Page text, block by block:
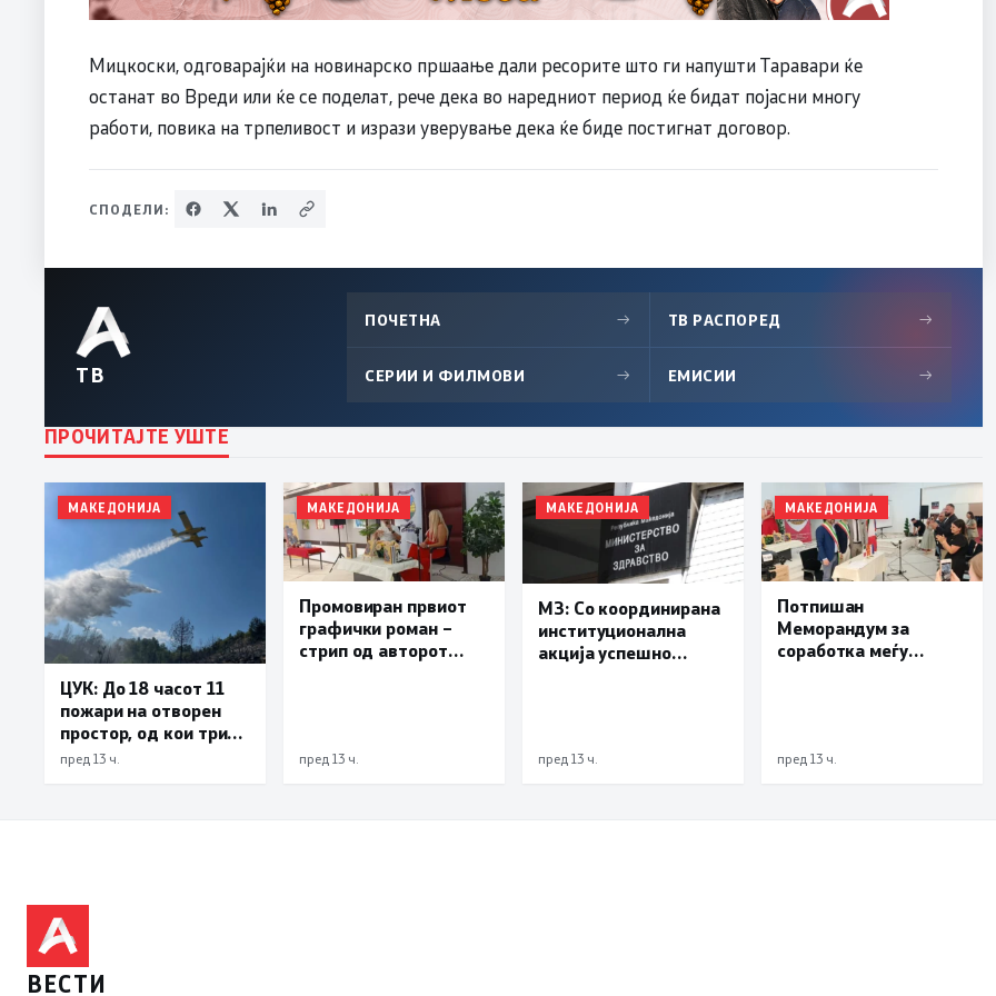
Мицкоски, одговарајќи на новинарско пршаање дали ресорите што ги напушти Таравари ќе
останат во Вреди или ќе се поделат, рече дека во наредниот период ќе бидат појасни многу
работи, повика на трпеливост и изрази уверување дека ќе биде постигнат договор.
СПОДЕЛИ:
ТВ
ПОЧЕТНА → ТВ РАСПОРЕД →
СЕРИИ И ФИЛМОВИ → ЕМИСИИ →
ПРОЧИТАЈТЕ УШТЕ
МАКЕДОНИЈА
ЦУК: До 18 часот 11
пожари на отворен
простор, од кои три
се активни – изгаснат
пред 13 ч.
МАКЕДОНИЈА
Промовиран првиот
графички роман –
стрип од авторот
пред 13 ч.
МАКЕДОНИЈА
МЗ: Со координирана
институционална
акција успешно
пред 13 ч.
МАКЕДОНИЈА
Потпишан
Меморандум за
соработка меѓу
пред 13 ч.
ВЕСТИ